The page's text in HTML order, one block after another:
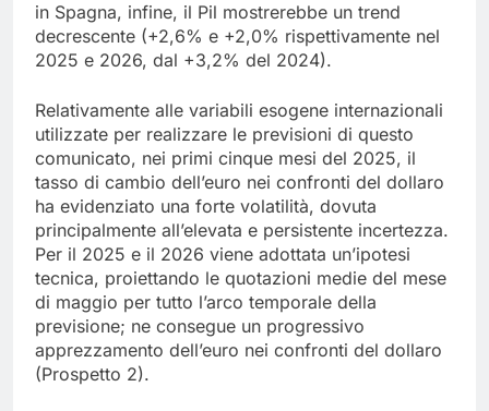
in Spagna, infine, il Pil mostrerebbe un trend
decrescente (+2,6% e +2,0% rispettivamente nel
2025 e 2026, dal +3,2% del 2024).
Relativamente alle variabili esogene internazionali
utilizzate per realizzare le previsioni di questo
comunicato, nei primi cinque mesi del 2025, il
tasso di cambio dell’euro nei confronti del dollaro
ha evidenziato una forte volatilità, dovuta
principalmente all’elevata e persistente incertezza.
Per il 2025 e il 2026 viene adottata un’ipotesi
tecnica, proiettando le quotazioni medie del mese
di maggio per tutto l’arco temporale della
previsione; ne consegue un progressivo
apprezzamento dell’euro nei confronti del dollaro
(Prospetto 2).